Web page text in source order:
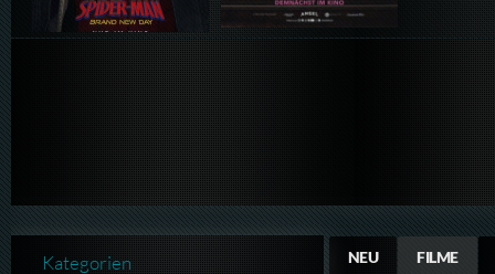
NEU FILME
Kategorien